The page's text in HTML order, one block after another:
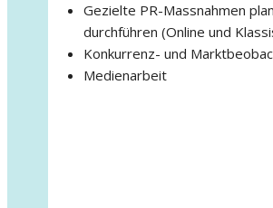
Gezielte PR-Massnahmen
durchführen (Online und
Konkurrenz- und
Medienarbeit